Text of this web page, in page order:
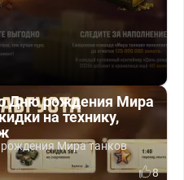
Дню рождения Мира
на технику,
Мира танков
8